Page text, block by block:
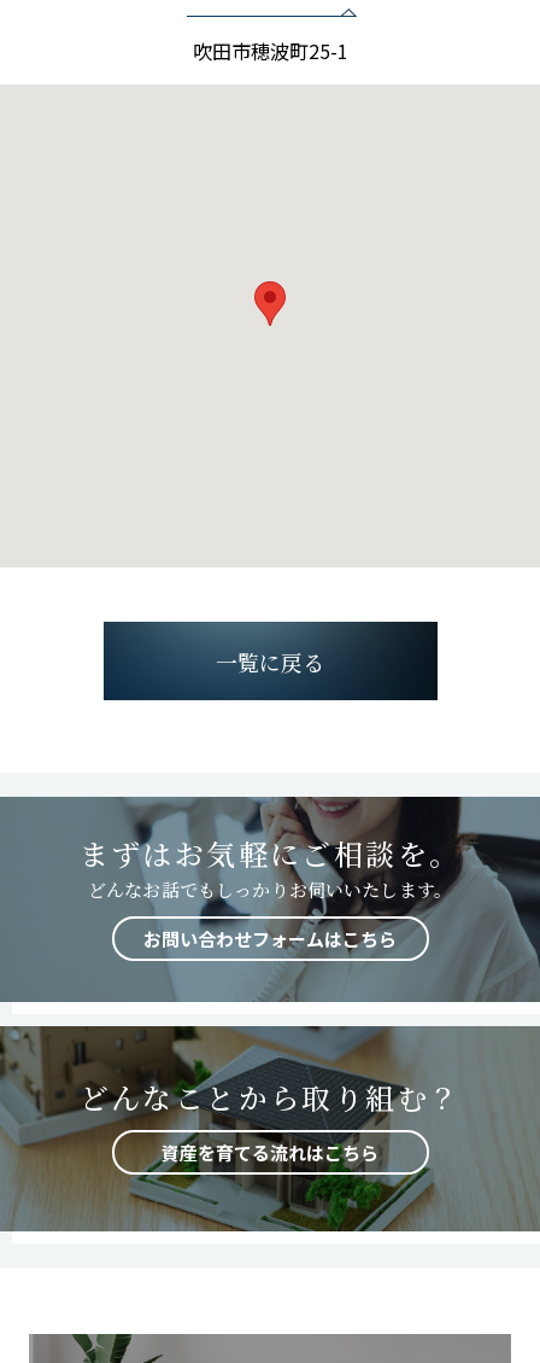
吹田市穂波町25-1
一覧に戻る
まずはお気軽にご相談を。
どんなお話でもしっかりお伺いいたします。
お問い合わせフォームはこちら
どんなことから取り組む？
資産を育てる流れはこちら